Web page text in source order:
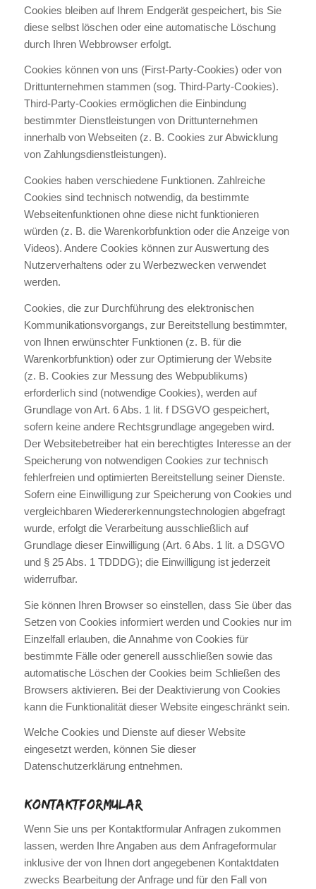
Cookies bleiben auf Ihrem Endgerät gespeichert, bis Sie
diese selbst löschen oder eine automatische Löschung
durch Ihren Webbrowser erfolgt.
Cookies können von uns (First-Party-Cookies) oder von
Drittunternehmen stammen (sog. Third-Party-Cookies).
Third-Party-Cookies ermöglichen die Einbindung
bestimmter Dienstleistungen von Drittunternehmen
innerhalb von Webseiten (z. B. Cookies zur Abwicklung
von Zahlungsdienstleistungen).
Cookies haben verschiedene Funktionen. Zahlreiche
Cookies sind technisch notwendig, da bestimmte
Webseitenfunktionen ohne diese nicht funktionieren
würden (z. B. die Warenkorbfunktion oder die Anzeige von
Videos). Andere Cookies können zur Auswertung des
Nutzerverhaltens oder zu Werbezwecken verwendet
werden.
Cookies, die zur Durchführung des elektronischen
Kommunikationsvorgangs, zur Bereitstellung bestimmter,
von Ihnen erwünschter Funktionen (z. B. für die
Warenkorbfunktion) oder zur Optimierung der Website
(z. B. Cookies zur Messung des Webpublikums)
erforderlich sind (notwendige Cookies), werden auf
Grundlage von Art. 6 Abs. 1 lit. f DSGVO gespeichert,
sofern keine andere Rechtsgrundlage angegeben wird.
Der Websitebetreiber hat ein berechtigtes Interesse an der
Speicherung von notwendigen Cookies zur technisch
fehlerfreien und optimierten Bereitstellung seiner Dienste.
Sofern eine Einwilligung zur Speicherung von Cookies und
vergleichbaren Wiedererkennungstechnologien abgefragt
wurde, erfolgt die Verarbeitung ausschließlich auf
Grundlage dieser Einwilligung (Art. 6 Abs. 1 lit. a DSGVO
und § 25 Abs. 1 TDDDG); die Einwilligung ist jederzeit
widerrufbar.
Sie können Ihren Browser so einstellen, dass Sie über das
Setzen von Cookies informiert werden und Cookies nur im
Einzelfall erlauben, die Annahme von Cookies für
bestimmte Fälle oder generell ausschließen sowie das
automatische Löschen der Cookies beim Schließen des
Browsers aktivieren. Bei der Deaktivierung von Cookies
kann die Funktionalität dieser Website eingeschränkt sein.
Welche Cookies und Dienste auf dieser Website
eingesetzt werden, können Sie dieser
Datenschutzerklärung entnehmen.
Kontaktformular
Wenn Sie uns per Kontaktformular Anfragen zukommen
lassen, werden Ihre Angaben aus dem Anfrageformular
inklusive der von Ihnen dort angegebenen Kontaktdaten
zwecks Bearbeitung der Anfrage und für den Fall von